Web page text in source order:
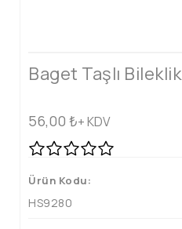
Baget Taşlı Bileklik
56,00 ₺+ KDV
Ürün Kodu:
HS9280